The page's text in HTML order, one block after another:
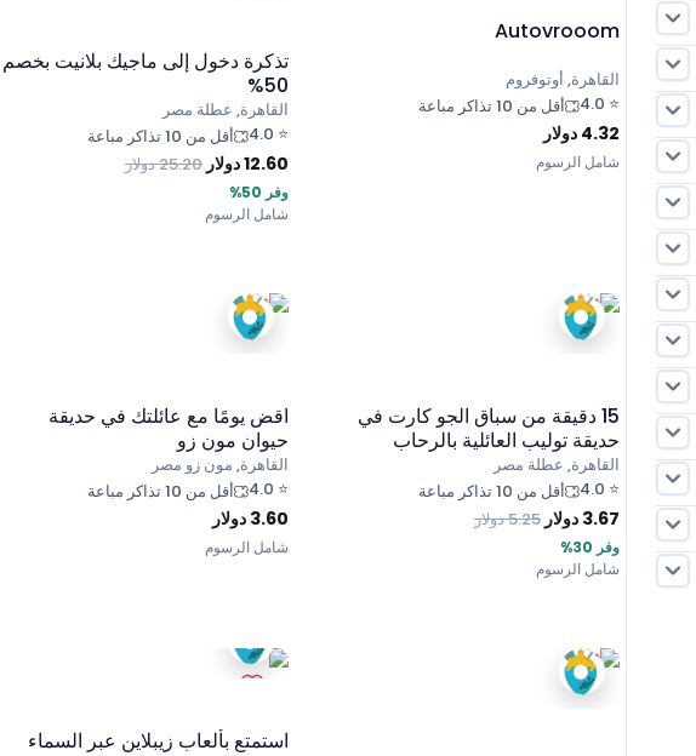
Autovrooom
القاهرة, أوتوفروم
⭐
4.0 أقل من 10 تذاكر مباعة
4.32 دولار
شامل الرسوم
تذكرة دخول إلى ماجيك بلانيت بخصم
50%
القاهرة, عطلة مصر
⭐
4.0 أقل من 10 تذاكر مباعة
12.60دولار 25.20دولار
وفر 50%
شامل الرسوم
15 دقيقة من سباق الجو كارت في
حديقة توليب العائلية بالرحاب
القاهرة, عطلة مصر
⭐
4.0 أقل من 10 تذاكر مباعة
3.67 دولار 5.25دولار
وفر 30%
شامل الرسوم
اقض يومًا مع عائلتك في حديقة
حيوان مون زو
القاهرة, مون زو مصر
⭐
4.0 أقل من 10 تذاكر مباعة
3.60 دولار
شامل الرسوم
استمتع بألعاب زيبلاين عبر السماء